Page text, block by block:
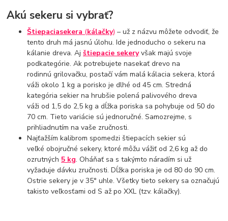
Akú sekeru si vybrať?
Štiepaciasekera (kálačky) – už z názvu môžete odvodiť, že
tento druh má jasnú úlohu. Ide jednoducho o sekeru na
kálanie dreva. Ajštiepacie sekeryvšak majú svoje
podkategórie. Ak potrebujete nasekať drevo na
rodinnú grilovačku, postačí vám malá kálacia sekera, ktorá
váži okolo 1 kg a porisko je dlhé od 45 cm. Stredná
kategória sekier na hrubšie polená palivového dreva
váži od 1,5 do 2,5 kg a dĺžka poriska sa pohybuje od 50 do
70 cm. Tieto variácie sú jednoručné. Samozrejme, s
prihliadnutím na vaše zručnosti.
Najťažším kalibrom spomedzi štiepacích sekier sú
veľké obojručné sekery, ktoré môžu vážiť od 2,6 kg až do
ozrutných 5 kg. Oháňať sa s takýmto náradím si už
vyžaduje dávku zručnosti. Dĺžka poriska je od 80 do 90 cm.
Ostrie sekery je v 35° uhle. Všetky tieto sekery sa označujú
takisto veľkosťami od S až po XXL (tzv. kálačky).